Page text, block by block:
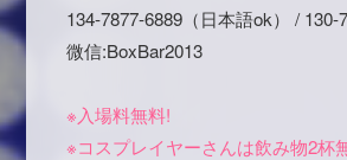
134-7877-6889（日本語ok） / 130-
微信:BoxBar2013
※入場料無料!
※コスプレイヤーさんは飲み物2杯